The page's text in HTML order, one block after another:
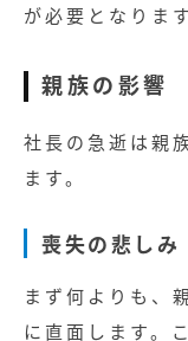
が必要となります
親族の影響
社長の急逝は親
ます。
喪失の悲しみ
まず何よりも、
に直面します。